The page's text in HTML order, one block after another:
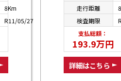
8Km
R11/05/27
走行距離
検査期限
支払総額：
193.9万円
詳細はこちら